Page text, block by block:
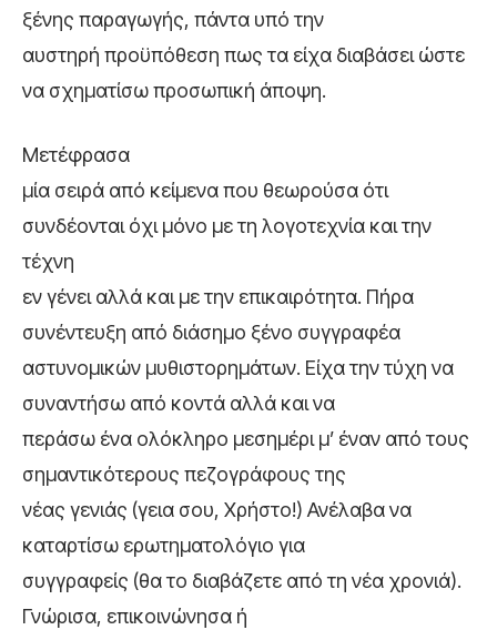
ξένης παραγωγής, πάντα υπό την
αυστηρή προϋπόθεση πως τα είχα διαβάσει ώστε
να σχηματίσω προσωπική άποψη.
Μετέφρασα
μία σειρά από κείμενα που θεωρούσα ότι
συνδέονται όχι μόνο με τη λογοτεχνία και την
τέχνη
εν γένει αλλά και με την επικαιρότητα. Πήρα
συνέντευξη από διάσημο ξένο συγγραφέα
αστυνομικών μυθιστορημάτων. Είχα την τύχη να
συναντήσω από κοντά αλλά και να
περάσω ένα ολόκληρο μεσημέρι μ’ έναν από τους
σημαντικότερους πεζογράφους της
νέας γενιάς (γεια σου, Χρήστο!) Ανέλαβα να
καταρτίσω ερωτηματολόγιο για
συγγραφείς (θα το διαβάζετε από τη νέα χρονιά).
Γνώρισα, επικοινώνησα ή